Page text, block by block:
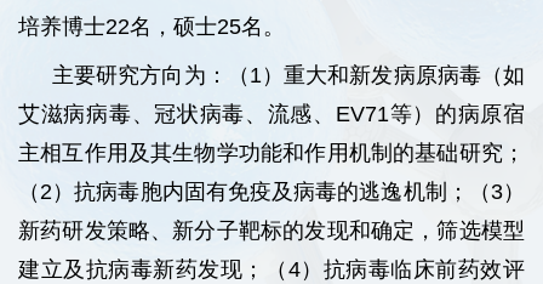
培养博士22名，硕士25名。
主要研究方向为：（1）重大和新发病原病毒（如
艾滋病病毒、冠状病毒、流感、EV71等）的病原宿
主相互作用及其生物学功能和作用机制的基础研究；
（2）抗病毒胞内固有免疫及病毒的逃逸机制；（3）
新药研发策略、新分子靶标的发现和确定，筛选模型
建立及抗病毒新药发现；（4）抗病毒临床前药效评